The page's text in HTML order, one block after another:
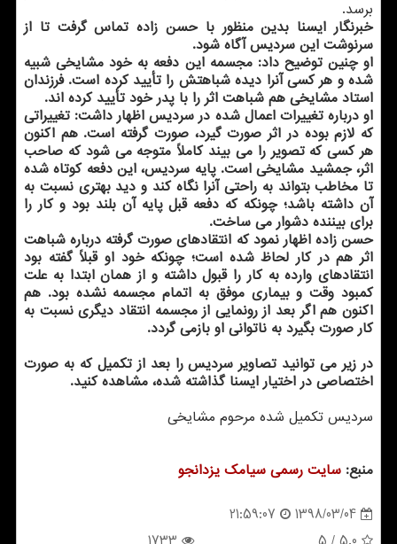
برسد.
خبرنگار ایسنا بدین منظور با حسن زاده تماس گرفت تا از
سرنوشت این سردیس آگاه شود.
او چنین توضیح داد: مجسمه این دفعه به خود مشایخی شبیه
شده و هر كسی آنرا دیده شباهتش را تأیید كرده است. فرزندان
استاد مشایخی هم شباهت اثر را با پدر خود تأیید كرده اند.
او درباره تغییرات اعمال شده در سردیس اظهار داشت: تغییراتی
كه لازم بوده در اثر صورت گیرد، صورت گرفته است. هم اكنون
هر كسی كه تصویر را می بیند كاملاً متوجه می شود كه صاحب
اثر، جمشید مشایخی است. پایه سردیس، این دفعه كوتاه شده
تا مخاطب بتواند به راحتی آنرا نگاه كند و دید بهتری نسبت به
آن داشته باشد؛ چونكه كه دفعه قبل پایه آن بلند بود و كار را
برای بیننده دشوار می ساخت.
حسن زاده اظهار نمود كه انتقادهای صورت گرفته درباره شباهت
اثر هم در كار لحاظ شده است؛ چونكه خود او قبلاً گفته بود
انتقادهای وارده به كار را قبول داشته و از همان ابتدا به علت
كمبود وقت و بیماری موفق به اتمام مجسمه نشده بود. هم
اكنون هم اگر بعد از رونمایی از مجسمه انتقاد دیگری نسبت به
كار صورت بگیرد به ناتوانی او بازمی گردد.
در زیر می توانید تصاویر سردیس را بعد از تكمیل كه به صورت
اختصاصی در اختیار ایسنا گذاشته شده، مشاهده كنید.
سردیس تكمیل شده مرحوم مشایخی
منبع: سایت رسمی سیامك یزدانجو
1398/03/04
21:59:07